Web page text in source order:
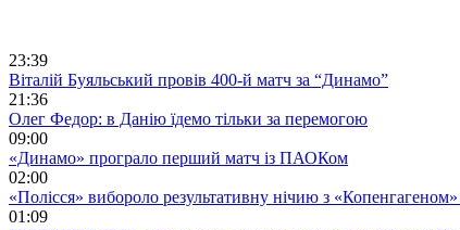
23:39
Віталій Буяльський провів 400-й матч за “Динамо”
21:36
Олег Федор: в Данію їдемо тільки за перемогою
09:00
«Динамо» програло перший матч із ПАОКом
02:00
«Полісся» вибороло результативну нічию з «Копенгагеном»
01:09